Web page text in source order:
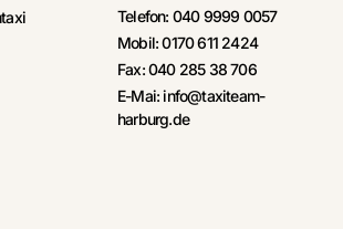
Telefon: 040 9999 0057
Mobil: 0170 611 2424
Fax: 040 285 38 706
E-Mai: info@taxiteam-
harburg.de